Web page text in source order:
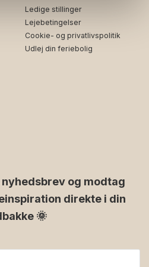
Ledige stillinger
Lejebetingelser
Cookie- og privatlivspolitik
Udlej din feriebolig
og modtag
direkte i din
🌞